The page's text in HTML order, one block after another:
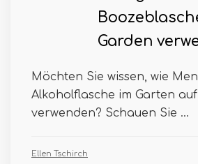
Garden
Möchten Sie wissen, wie
Alkoholflasche im Garten
verwenden? Schauen Sie ...
Ellen Tschirch